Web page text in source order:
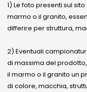
1) Le foto presenti sul
marmo o il granito,
differire per struttura,
2) Eventuali
di massima del
il marmo o il granito un
di colore, macchia,